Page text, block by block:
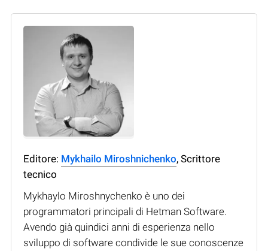
Editore: Mykhailo Miroshnichenko, Scrittore
tecnico
Mykhaylo Miroshnychenko è uno dei
programmatori principali di Hetman Software.
Avendo già quindici anni di esperienza nello
sviluppo di software condivide le sue conoscenze